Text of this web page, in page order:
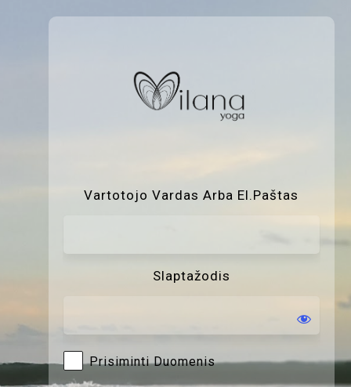
Vartotojo Vardas Arba El.paštas
Slaptažodis
Prisiminti Duomenis